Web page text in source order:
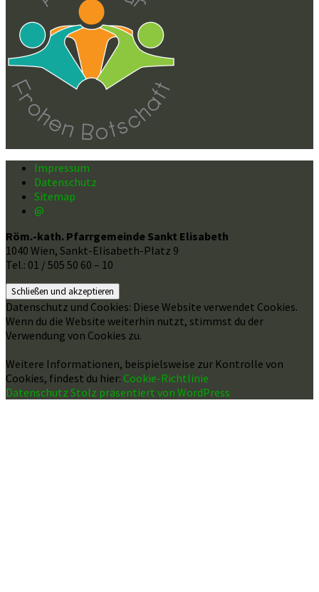
Impressum
Datenschutz
Sitemap
@
Röm.-kath. Pfarrgemeinde Sankt Elisabeth
1040 Wien, Sankt-Elisabeth-Platz 9
Tel.: 01 / 505 50 60 – 10
Datenschutz und Cookies: Diese Website verwendet Cookies.
Wenn du die Website weiterhin nutzt, stimmst du der
Verwendung von Cookies zu.
Weitere Informationen, beispielsweise zur Kontrolle von
Cookies, findest du hier: Cookie-Richtlinie
Datenschutz Stolz präsentiert von WordPress